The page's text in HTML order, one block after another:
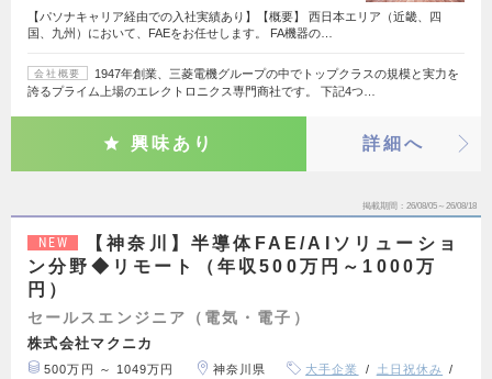
【パソナキャリア経由での入社実績あり】【概要】 西日本エリア（近畿、四
国、九州）において、FAEをお任せします。 FA機器の…
会社概要
1947年創業、三菱電機グループの中でトップクラスの規模と実力を
誇るプライム上場のエレクトロニクス専門商社です。 下記4つ…
興味あり 詳細へ
掲載期間 26/08/05～26/08/18
NEW
【神奈川】半導体FAE/AIソリューショ
ン分野◆リモート（年収500万円～1000万
円）
セールスエンジニア（電気・電子）
株式会社マクニカ
500万円 ～ 1049万円 神奈川県 大手企業
土日祝休み